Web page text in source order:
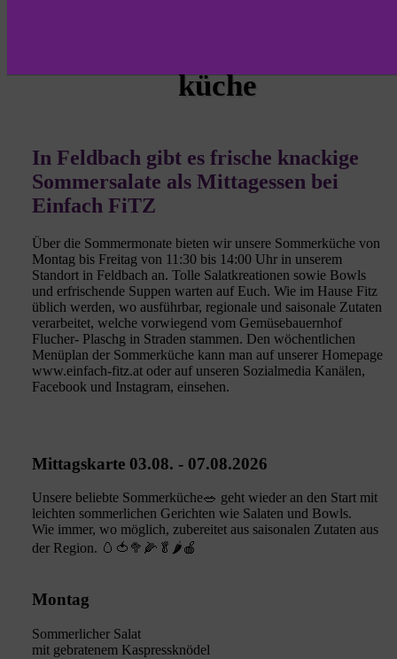
küche
In Feldbach gibt es frische knackige
Sommersalate als Mittagessen bei
Einfach FiTZ
Über die Sommermonate bieten wir unsere Sommerküche von
Montag bis Freitag von 11:30 bis 14:00 Uhr in unserem
Standort in Feldbach an. Tolle Salatkreationen sowie Bowls
und erfrischende Suppen warten auf Euch. Wie im Hause Fitz
üblich werden, wo ausführbar, regionale und saisonale Zutaten
verarbeitet, welche vorwiegend vom Gemüsebauernhof
Flucher- Plaschg in Straden stammen. Den wöchentlichen
Menüplan der Sommerküche kann man auf unserer Homepage
www.einfach-fitz.at oder auf unseren Sozialmedia Kanälen,
Facebook und Instagram, einsehen.
Mittagskarte 03.08. - 07.08.2026
Unsere beliebte Sommerküche🥗 geht wieder an den Start mit
leichten sommerlichen Gerichten wie Salaten und Bowls.
Wie immer, wo möglich, zubereitet aus saisonalen Zutaten aus
der Region. 🥚🍅🥦🌽🥬🌶🍎
Montag
Sommerlicher Salat
mit gebratenem Kaspressknödel